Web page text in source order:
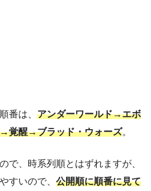
番は、 アンダーワールド→エボ
覚醒→ブラッド・ウォーズ。
で、時系列順とはずれますが、
すいので、 公開順に順番に見て